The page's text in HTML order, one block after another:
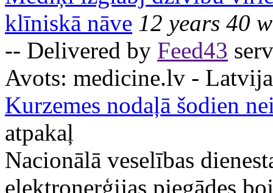
klīniskā nāve 12 years 40
-- Delivered by Feed43
Avots: medicine.lv -
Kurzemes nodaļā šodien
atpakaļ
Nacionālā veselības
elektronerģijas piegādes